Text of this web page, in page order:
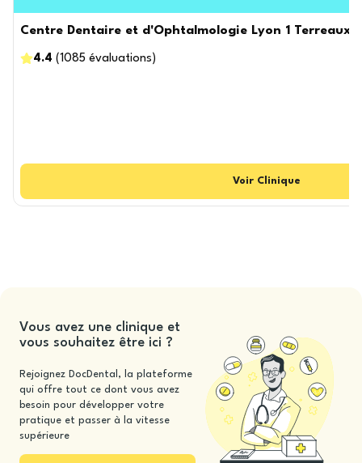
Centre Dentaire et d'Ophtalmologie Lyon 1 Terreaux
4.4 (1085 évaluations )
Voir Clinique
Vous avez une clinique et
vous souhaitez être ici ?
Rejoignez DocDental, la plateforme
qui offre tout ce dont vous avez
besoin pour développer votre
pratique et passer à la vitesse
supérieure